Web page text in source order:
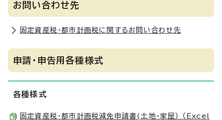
お問い合わせ先
固定資産税・都市計画税に関するお問い合わせ先
申請・申告用各種様式
各種様式
固定資産税・都市計画税減免申請書(土地・家屋） （Excel